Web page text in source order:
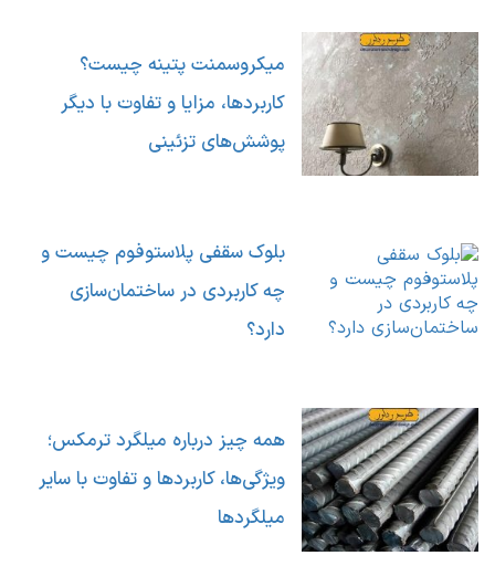
میکروسمنت پتینه چیست؟
کاربردها، مزایا و تفاوت با دیگر
پوشش‌های تزئینی
بلوک سقفی پلاستوفوم چیست و
چه کاربردی در ساختمان‌سازی
دارد؟
همه چیز درباره میلگرد ترمکس؛
ویژگی‌ها، کاربردها و تفاوت با سایر
میلگردها